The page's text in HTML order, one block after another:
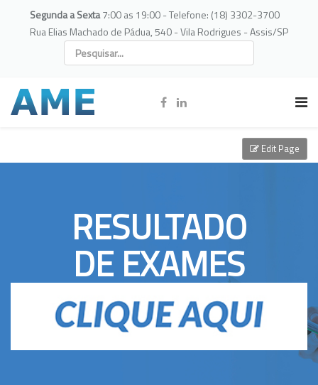
Segunda a Sexta7:00 as 19:00 - Telefone: (18) 3302-3700
Rua Elias Machado de Pádua, 540 - Vila Rodrigues - Assis/SP
RESULTADO
DE EXAMES
Edit Page